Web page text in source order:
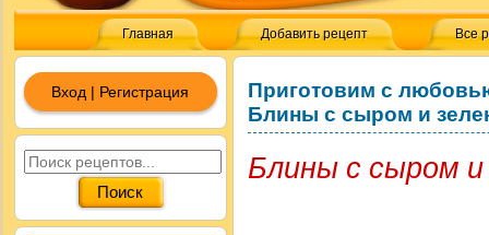
Главная Добавить рецепт Все
Приготовим с
Блины с сыром и
Блины с сыром и
Вход | Регистрация